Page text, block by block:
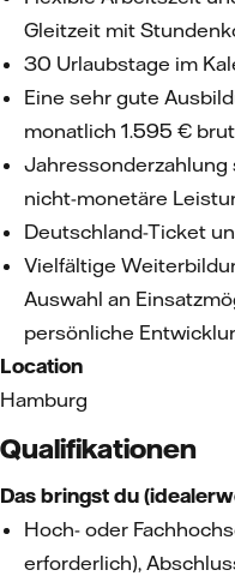
Gleitzeit mit
30 Urlaubstage im
Eine sehr gute
monatlich 1.595 €
nicht-monetäre
Deutschland-Ticket
Vielfältige
Auswahl an
persönliche
Location
Hamburg
Qualifikationen
Das bringst du
Hoch- oder
erforderlich),